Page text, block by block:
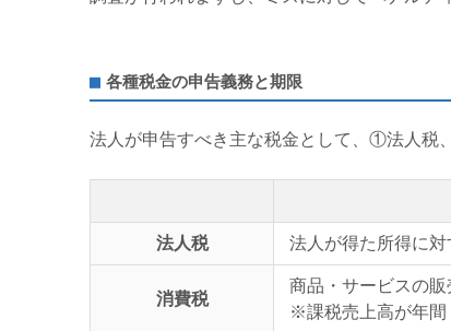
各種税金の申告義務と期限
法人が申告すべき主な税金として、①法人
法人税 法人が得た所得に対
消費税
商品・サービスの
※課税売上高が年間